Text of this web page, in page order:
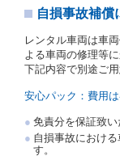
写しを添付
人に対し、
といいます
の写しの提
受人は、自
の運転免許
交通局長
旅第138
自損事故補償
レンタル車両は車
よる車両の修理等
下記内容で別途ご
安心パック：費用
免責分を保証致い
自損事故におけ
す。